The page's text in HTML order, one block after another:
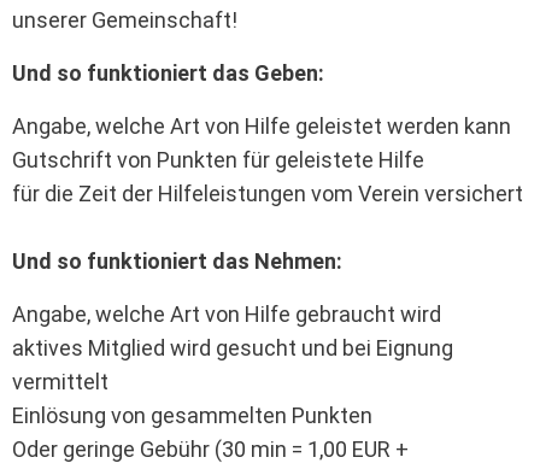
unserer Gemeinschaft!
Und so funktioniert das Geben:
Angabe, welche Art von Hilfe geleistet werden kann
Gutschrift von Punkten für geleistete Hilfe
für die Zeit der Hilfeleistungen vom Verein versichert
Und so funktioniert das Nehmen:
Angabe, welche Art von Hilfe gebraucht wird
aktives Mitglied wird gesucht und bei Eignung
vermittelt
Einlösung von gesammelten Punkten
Oder geringe Gebühr (30 min = 1,00 EUR +